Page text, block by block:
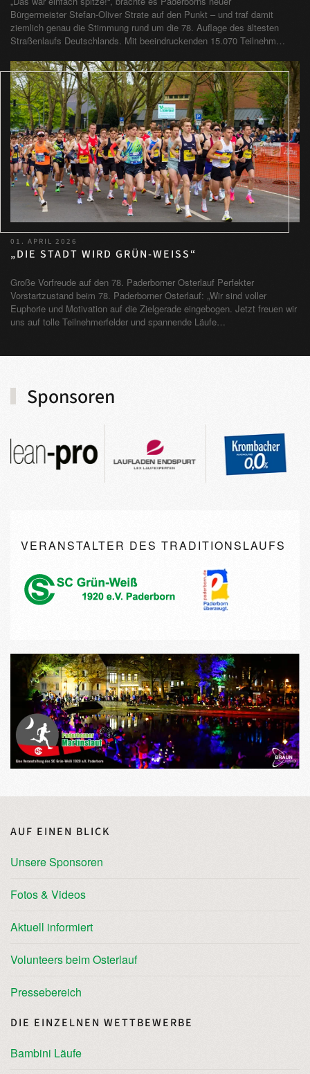
Bürgermeister Stefan-Oliver Strate auf den Punkt – und traf damit
ziemlich genau die Stimmung rund um die 78. Auflage des ältesten
Straßenlaufs Deutschlands. Mit beeindruckenden 15.070 Teilnehm…
01. APRIL 2026
„DIE STADT WIRD GRÜN-WEISS“
Große Vorfreude auf den 78. Paderborner Osterlauf Perfekter
Vorstartzustand beim 78. Paderborner Osterlauf: „Wir sind voller
Euphorie und Motivation auf die Zielgerade eingebogen. Jetzt freuen wir
uns auf tolle Teilnehmerfelder und spannende Läufe…
Sponsoren
VERANSTALTER DES TRADITIONSLAUFS
AUF EINEN BLICK
Unsere Sponsoren
Fotos & Videos
Aktuell informiert
Volunteers beim Osterlauf
Pressebereich
DIE EINZELNEN WETTBEWERBE
Bambini Läufe